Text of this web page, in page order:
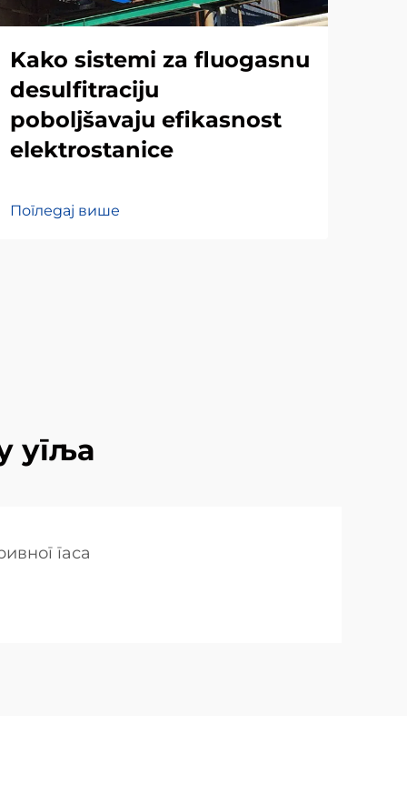
Kako sistemi za fluogasnu
desulfitraciju
poboljšavaju efikasnost
elektrostanice
Погледај више
угља
гаса